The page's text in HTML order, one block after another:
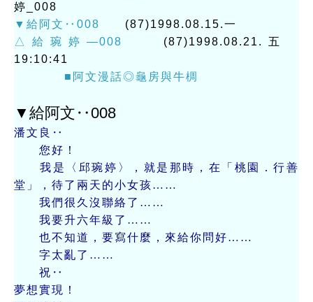
婷_008
▼給阿文‥008
(87)1998.08.15.一
△給琬婷—008 (87)1998.08.21.五
19:10:41
■阿文漫話◎龜房與牛椆
▼給阿文‥008
潘文良‥
您好！
我是〈邱琬婷〉，就是那時，在「桃園．行善
堂」，待了兩天的小女孩……
我們很久沒聯絡了……
我要升六年級了……
也不知道，要寫什麼，來給你問好……
字太亂了……
祝‥
夢想實現！